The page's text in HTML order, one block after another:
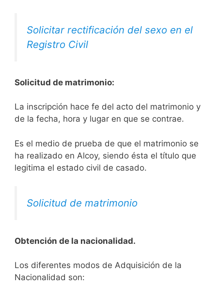
Solicitar rectificación del sexo en el
Registro Civil
Solicitud de matrimonio:
La inscripción hace fe del acto del matrimonio y
de la fecha, hora y lugar en que se contrae.
Es el medio de prueba de que el matrimonio se
ha realizado en Alcoy, siendo ésta el título que
legitima el estado civil de casado.
Solicitud de matrimonio
Obtención de la nacionalidad.
​​​Los diferentes modos de Adquisición de la
Nacionalidad son: